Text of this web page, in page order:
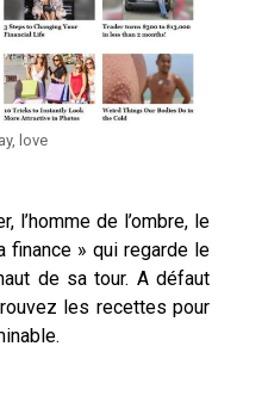
love
l’homme de l’ombre, le
finance » qui regarde le
de sa tour. A défaut
les recettes pour